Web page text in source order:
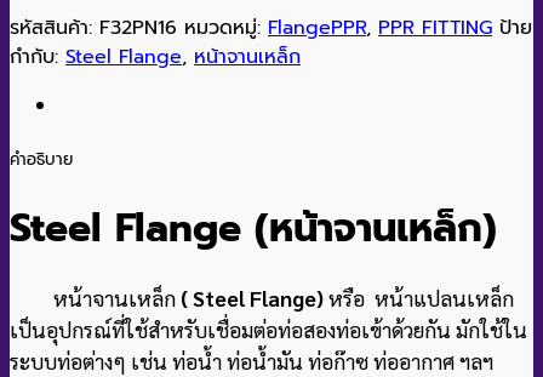
รหัสสินค้า: F32PN16 หมวดหมู่: FlangePPR, PPR FITTING ป้าย
กำกับ: Steel Flange, หน้าจานเหล็ก
คำอธิบาย
Steel Flange (หน้าจานเหล็ก)
หน้าจานเหล็ก ( Steel Flange)หรือ หน้าแปลนเหล็ก
เป็นอุปกรณ์ที่ใช้สำหรับเชื่อมต่อท่อสองท่อเข้าด้วยกัน มักใช้ใน
ระบบท่อต่างๆ เช่น ท่อน้ำ ท่อน้ำมัน ท่อก๊าซ ท่ออากาศ ฯลฯ